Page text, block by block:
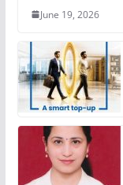
June 19, 2026